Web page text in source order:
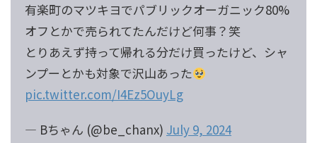
有楽町のマツキヨでパブリックオーガニック80%
オフとかで売られてたんだけど何事？笑
とりあえず持って帰れる分だけ買ったけど、シャ
ンプーとかも対象で沢山あった
pic.twitter.com/I4Ez5OuyLg
— Bちゃん (@be_chanx) July 9, 2024